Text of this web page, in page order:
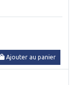
Ajouter au panier